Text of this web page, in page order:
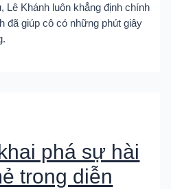
Lê Khánh luôn khẳng định chính
đã giúp cô có những phút giây
phá sự hài
trong diễn